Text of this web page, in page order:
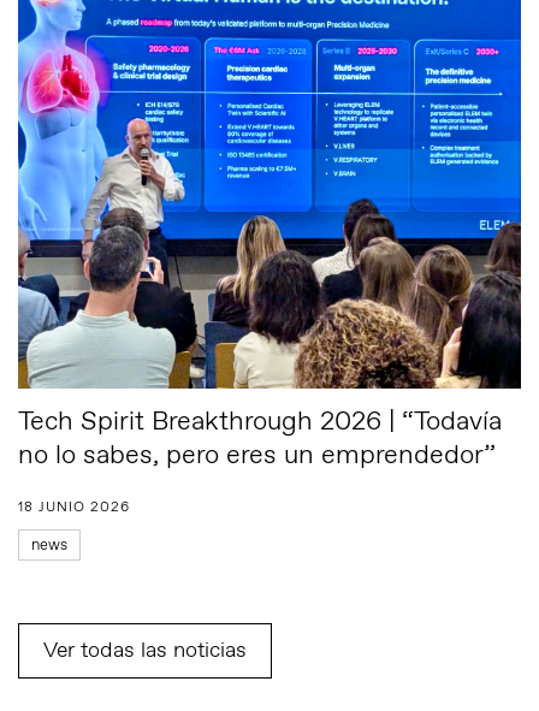
Tech Spirit Breakthrough 2026 | “Todavía
no lo sabes, pero eres un emprendedor”
18 JUNIO 2026
news
Ver todas las noticias